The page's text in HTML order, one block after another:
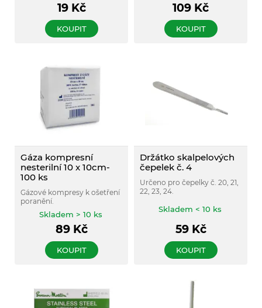
19Kč
KOUPIT
109 Kč
KOUPIT
Gáza kompresní
nesterilní 10 x 10cm-
100 ks
Gázové kompresy k ošetření
poranění.
Skladem > 10 ks
89Kč
KOUPIT
Držátko skalpelových
čepelek č. 4
Určeno pro čepelky č. 20, 21,
22, 23, 24.
Skladem < 10 ks
59Kč
KOUPIT